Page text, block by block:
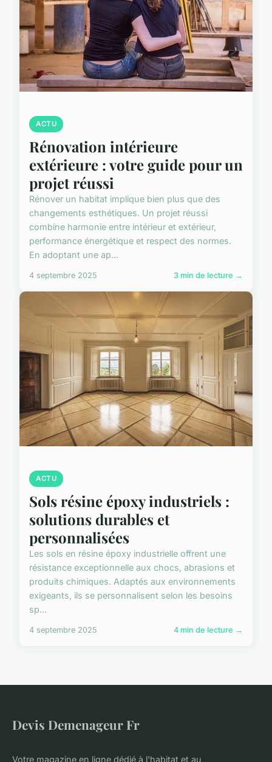
ACTU
Rénovation intérieure
extérieure : votre guide pour un
projet réussi
Rénover un habitat implique bien plus que des
changements esthétiques. Un projet réussi
combine harmonie entre intérieur et extérieur,
performance énergétique et respect des normes.
En adoptant une ap...
4 septembre 2025 3 min de lecture →
ACTU
Sols résine époxy industriels :
solutions durables et
personnalisées
Les sols en résine époxy industrielle offrent une
résistance exceptionnelle aux chocs, abrasions et
produits chimiques. Adaptés aux environnements
exigeants, ils se personnalisent selon les besoins
sp...
4 septembre 2025 4 min de lecture →
Devis Demenageur Fr
Votre magazine en ligne dédié à l'habitat et au